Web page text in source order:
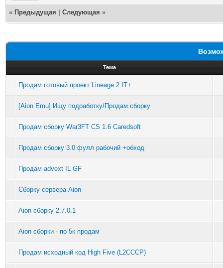
« Предыдущая Следующая »
Тема
Продам готовый проект Lineage 2 IT+
[Aion Emu] Ищу подработку/Продам сборку
Продам сборку War3FT CS 1.6 Caredsoft
Продам сборку 3.0 фулл рабочий +обход
Продам advext IL GF
Сборку сервера Aion
Aion сборку 2.7.0.1
Aion сборки - по 5к продам
Продам исходный код High Five (L2CCCP)